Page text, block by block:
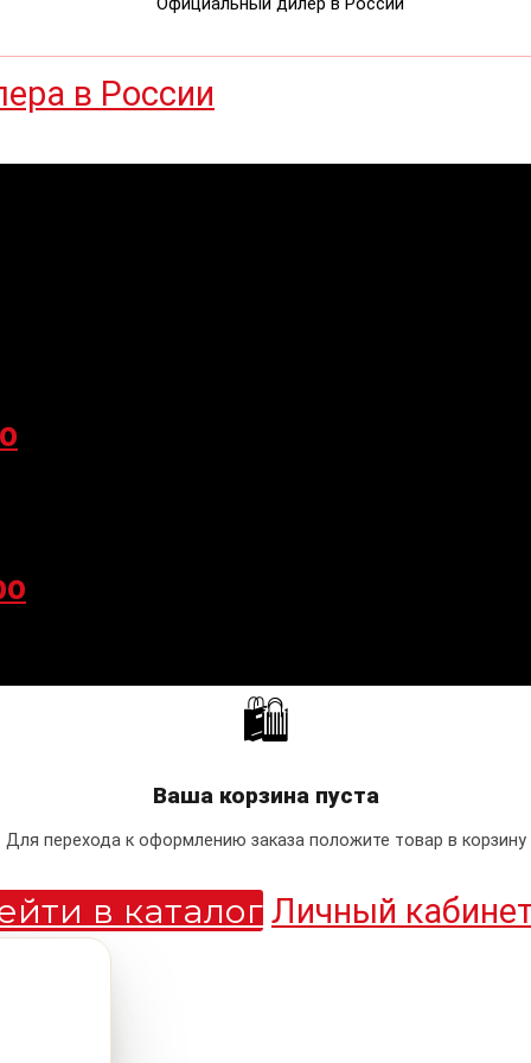
🛍
Ваша корзина пуста
Для перехода к оформлению заказа положите товар в корзину
в каталог Личный